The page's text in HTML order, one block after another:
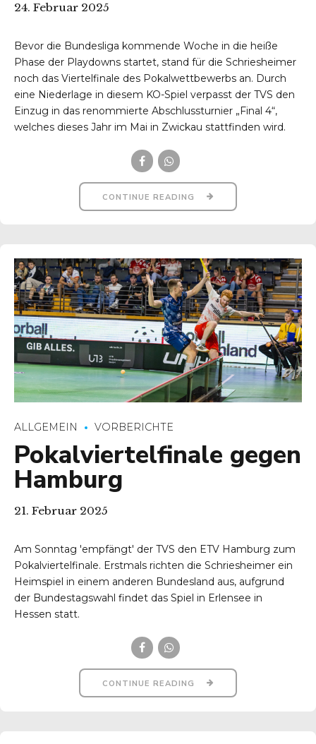
24. Februar 2025
Bevor die Bundesliga kommende Woche in die heiße
Phase der Playdowns startet, stand für die Schriesheimer
noch das Viertelfinale des Pokalwettbewerbs an. Durch
eine Niederlage in diesem KO-Spiel verpasst der TVS den
Einzug in das renommierte Abschlussturnier „Final 4“,
welches dieses Jahr im Mai in Zwickau stattfinden wird.
CONTINUE READING
ALLGEMEIN VORBERICHTE
Pokalviertelfinale gegen
Hamburg
21. Februar 2025
Am Sonntag 'empfängt' der TVS den ETV Hamburg zum
Pokalviertelfinale. Erstmals richten die Schriesheimer ein
Heimspiel in einem anderen Bundesland aus, aufgrund
der Bundestagswahl findet das Spiel in Erlensee in
Hessen statt.
CONTINUE READING